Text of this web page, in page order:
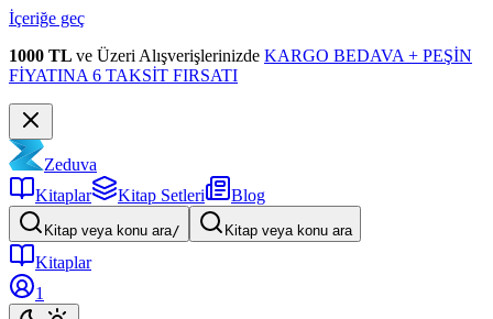
İçeriğe geç
1000 TL ve Üzeri Alışverişlerinizde KARGO BEDAVA + PEŞİN
FİYATINA 6 TAKSİT FIRSATI
Zeduva
Kitaplar
Kitap Setleri Blog
Kitap veya konu ara/ Kitap veya konu ara
Kitaplar
1